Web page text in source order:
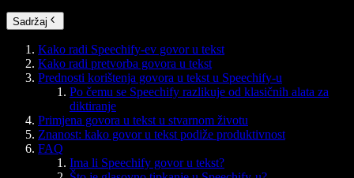
Sadržaj
Kako radi Speechify-ev govor u tekst
Kako radi pretvorba govora u tekst
Prednosti korištenja govora u tekst u Speechify-u
Po čemu se Speechify razlikuje od klasičnih alata za
diktiranje
Primjena govora u tekst u stvarnom životu
Znanost: kako govor u tekst podiže produktivnost
FAQ
Ima li Speechify govor u tekst?